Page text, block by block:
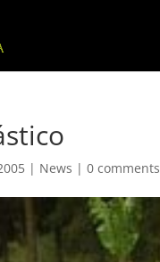
| News |0 comments